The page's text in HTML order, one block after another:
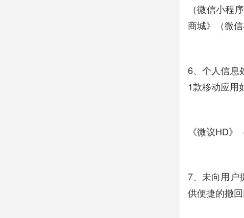
（微信小程
商城》（微
6、个人信息
1款移动应用
《微议HD
7、未向用户
供便捷的撤